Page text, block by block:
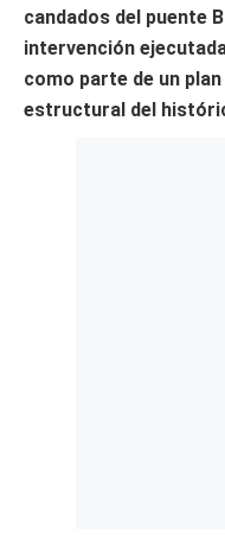
candados del puente
intervención
como parte de un
estructural del